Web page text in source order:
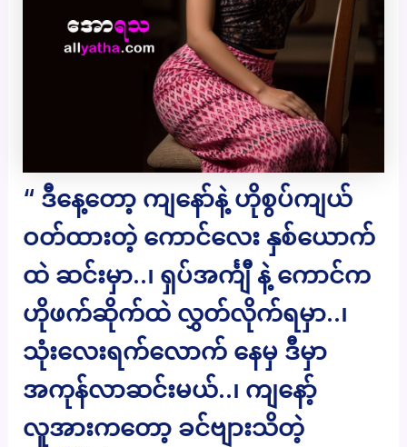
“ ဒီနေ့တော့ ကျနော်နဲ့ ဟိုစွပ်ကျယ်
ဝတ်ထားတဲ့ ကောင်လေး နှစ်ယောက်
ထဲ ဆင်းမှာ..၊ ရှပ်အင်္ကျီ နဲ့ ကောင်က
ဟိုဖက်ဆိုက်ထဲ လွှတ်လိုက်ရမှာ..၊
သုံးလေးရက်လောက် နေမှ ဒီမှာ
အကုန်လာဆင်းမယ်..၊ ကျနော့်
လူအားကတော့ ခင်ဗျားသိတဲ့